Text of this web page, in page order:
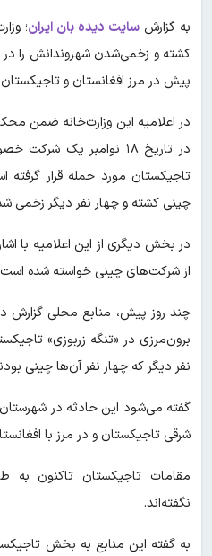
به گزارش سایت دیده بان ایران؛
کشته و زخمی‌شدن شهروندانش را در
پیش در مرز افغانستان و
در اعلامیه این وزارت‌خانه ضمن
در تاریخ ۱۸ نوامبر یک
تاجیکستان مورد حمله قرار
چینی کشته و چهار نفر دیگر زخمی
در بخش دیگری از این اعلامیه با
از شرکت‌های چینی خواسته شده
چند روز پیش، منابع محلی گزارش
نفر دیگر که چهار نفر آن‌ها چینی
گفته می‌شود این حادثه در
شرقی تاجیکستان و در مرز با
مقامات تاجیکستان تاکنون
نگفته‌اند.
به گفته این منابع به بخش